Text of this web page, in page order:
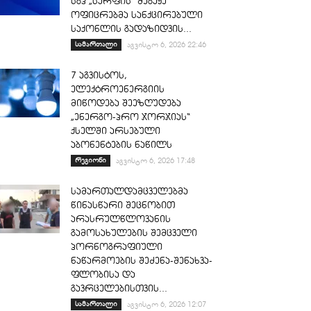
ოფიცრებმა სანქცირებული
საქონლის გადაზიდვის...
სამართალი აგვისტო 6, 2026 22:46
7 აგვისტოს,
ელექტროენერგიის
მიწოდება შეეზღუდება
„ენერგო-პრო ჯორჯიას“
ქსელში არსებული
აბონენტების ნაწილს
რეგიონი აგვისტო 6, 2026 17:48
სამართალდამცველებმა
წინასწარი შეცნობით
არასრულწლოვანის
გამოსახულების შემცველი
პორნოგრაფიული
ნაწარმოების შეძენა-შენახვა-
ფლობისა და
გავრცელებისთვის...
სამართალი აგვისტო 6, 2026 12:07